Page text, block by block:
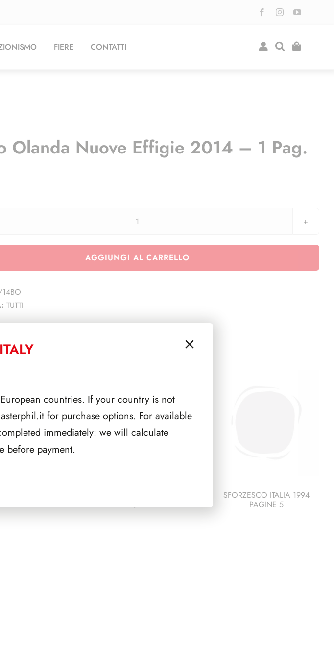
FIERE CONTATTI
Olanda Nuove Effigie 2014 – 1 Pag.
Belgio
Nuove
AGGIUNGI AL CARRELLO
TUTTI
6
1972/1978
SFORZESCO ITALIA 1994
PAGINE 5
countries. If your country is not
for purchase options. For available
immediately: we will calculate
before payment.